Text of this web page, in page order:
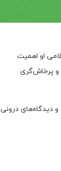
او اهمیت
و پرخاش‌گری
دیدگاه‌های درونی